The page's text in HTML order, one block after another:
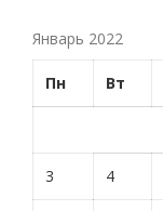
Январь 2022
Пн Вт
3 4